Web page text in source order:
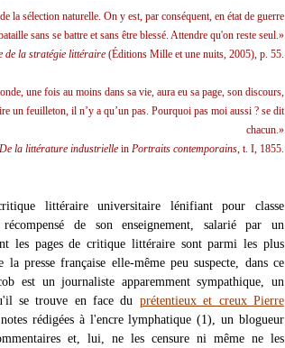
la sélection naturelle. On y est, par conséquent, en état de guerre
sans se battre et sans être blessé. Attendre qu'on reste seul.»
de la stratégie littéraire(Éditions Mille et une nuits, 2005), p. 55.
une fois au moins dans sa vie, aura eu sa page, son discours,
un feuilleton, il n’y a qu’un pas. Pourquoi pas moi aussi ? se dit
chacun.»
De la littérature industriellein Portraits contemporains, t. I, 1855.
littéraire universitaire lénifiant pour classe
de son enseignement, salarié par un
les pages de critique littéraire sont parmi les plus
presse française elle-même peu suspecte, dans ce
est un journaliste apparemment sympathique, un
se trouve en face du prétentieux et creux Pierre
rédigées à l'encre lymphatique (1), un blogueur
et, lui, ne les censure ni même ne les